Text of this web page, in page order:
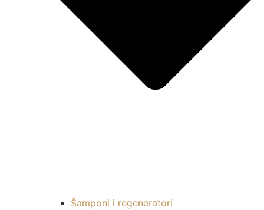
Šamponi i regeneratori